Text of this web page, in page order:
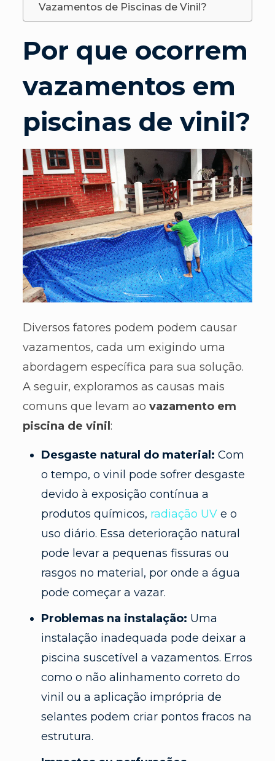
Vazamentos de Piscinas de Vinil?
Por que ocorrem
vazamentos em
piscinas de vinil?
Diversos fatores podem podem causar
vazamentos, cada um exigindo uma
abordagem específica para sua solução.
A seguir, exploramos as causas mais
comuns que levam ao vazamento em
piscina de vinil:
Desgaste natural do material: Com
o tempo, o vinil pode sofrer desgaste
devido à exposição contínua a
produtos químicos, radiação UVe o
uso diário. Essa deterioração natural
pode levar a pequenas fissuras ou
rasgos no material, por onde a água
pode começar a vazar.
Problemas na instalação: Uma
instalação inadequada pode deixar a
piscina suscetível a vazamentos. Erros
como o não alinhamento correto do
vinil ou a aplicação imprópria de
selantes podem criar pontos fracos na
estrutura.